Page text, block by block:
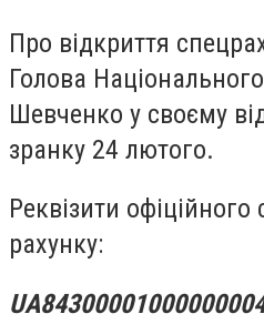
Про відкриття
Голова
Шевченко у своєму
зранку 24 лютого.
Реквізити офіційного
рахунку: